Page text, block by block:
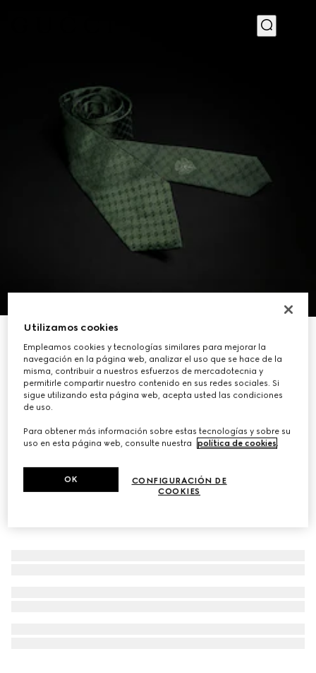
€ 220
Variaciones verde oscuro
Utilizamos cookies
Empleamos cookies y tecnologías similares para mejorar la
navegación en la página web, analizar el uso que se hace de la
misma, contribuir a nuestros esfuerzos de mercadotecnia y
permitirle compartir nuestro contenido en sus redes sociales. Si
sigue utilizando esta página web, acepta usted las condiciones
de uso.
Para obtener más información sobre estas tecnologías y sobre su
uso en esta página web, consulte nuestra
política de cookies.
CONFIGURACIÓN DE
COOKIES
OK